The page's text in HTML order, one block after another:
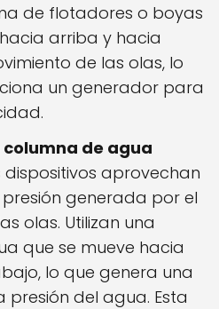
de flotadores o boyas
arriba y hacia
de las olas, lo
un generador para
de agua
dispositivos aprovechan
generada por el
olas. Utilizan una
que se mueve hacia
lo que genera una
presión del agua. Esta